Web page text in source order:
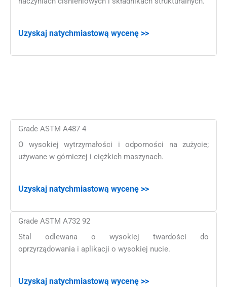
Uzyskaj natychmiastową wycenę >>
Grade ASTM A487 4
O wysokiej wytrzymałości i odporności na zużycie;
używane w górniczej i ciężkich maszynach.
Uzyskaj natychmiastową wycenę >>
Grade ASTM A732 92
Stal odlewana o wysokiej twardości do
oprzyrządowania i aplikacji o wysokiej nucie.
Uzyskaj natychmiastową wycenę >>